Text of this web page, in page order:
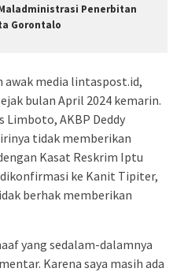
Penerbitan
Gorontalo
awak media lintaspost.id,
bulan April 2024 kemarin.
AKBP Deddy
tidak memberikan
Kasat Reskrim Iptu
ke Kanit Tipiter,
berhak memberikan
yang sedalam-dalamnya
Karena saya masih ada